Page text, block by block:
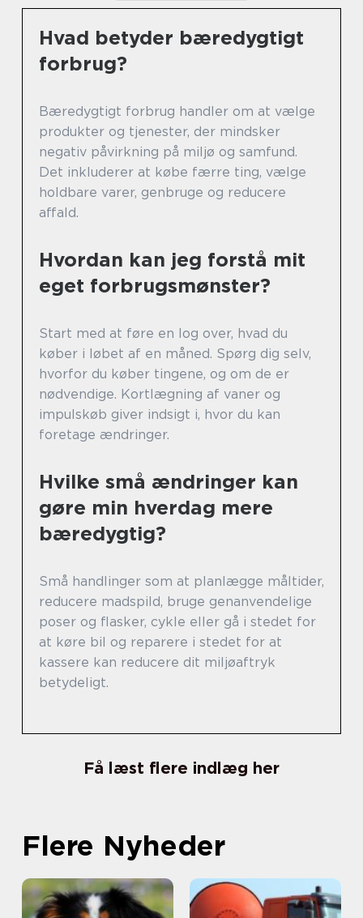
Hvad betyder bæredygtigt
forbrug?
Bæredygtigt forbrug handler om at vælge
produkter og tjenester, der mindsker
negativ påvirkning på miljø og samfund.
Det inkluderer at købe færre ting, vælge
holdbare varer, genbruge og reducere
affald.
Hvordan kan jeg forstå mit
eget forbrugsmønster?
Start med at føre en log over, hvad du
køber i løbet af en måned. Spørg dig selv,
hvorfor du køber tingene, og om de er
nødvendige. Kortlægning af vaner og
impulskøb giver indsigt i, hvor du kan
foretage ændringer.
Hvilke små ændringer kan
gøre min hverdag mere
bæredygtig?
Små handlinger som at planlægge måltider,
reducere madspild, bruge genanvendelige
poser og flasker, cykle eller gå i stedet for
at køre bil og reparere i stedet for at
kassere kan reducere dit miljøaftryk
betydeligt.
Få læst flere indlæg her
Flere Nyheder